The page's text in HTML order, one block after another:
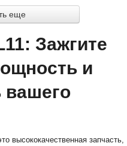
еще
Зажгите
и
вашего
высококачественная запчасть,